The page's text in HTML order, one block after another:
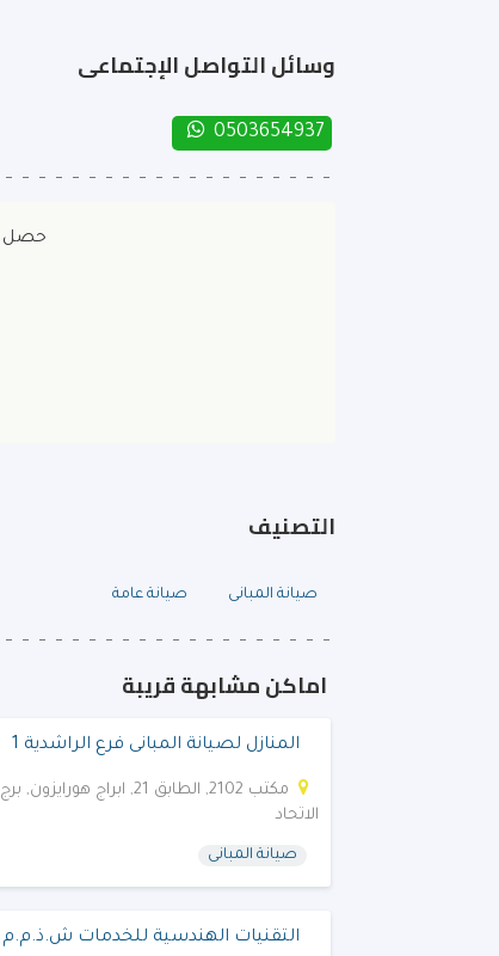
وسائل التواصل الإجتماعى
0503654937
حصل
التصنيف
صيانة المبانى صيانة عامة
اماكن مشابهة قريبة
المنازل لصيانة المبانى فرع الراشدية 1
مكتب 2102, الطابق 21, ابراج
الاتحاد
صيانة المبانى
التقنيات الهندسية للخدمات ش.ذ.م.م